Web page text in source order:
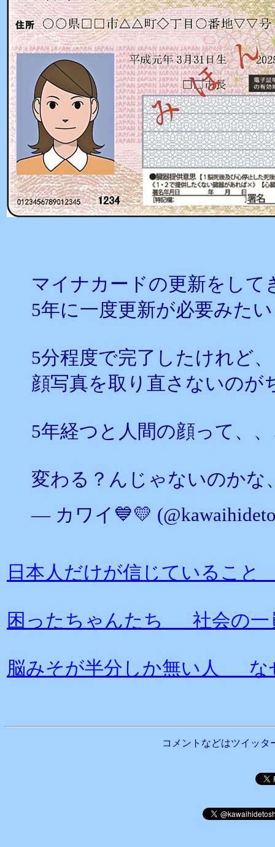
マイナカードの更新をして
5年に一度更新が必要みたい
5分程度で完了したけれど、
顔写真を取り直さないのが
5年経つと人間の顔って、
変わる？んじゃないのかな
— カワイ💙💛
日本人だけが信じているこ
困ったちゃんたち 社会の一
脳みそが半分しか無い人 な
コメントなどはツイッタ